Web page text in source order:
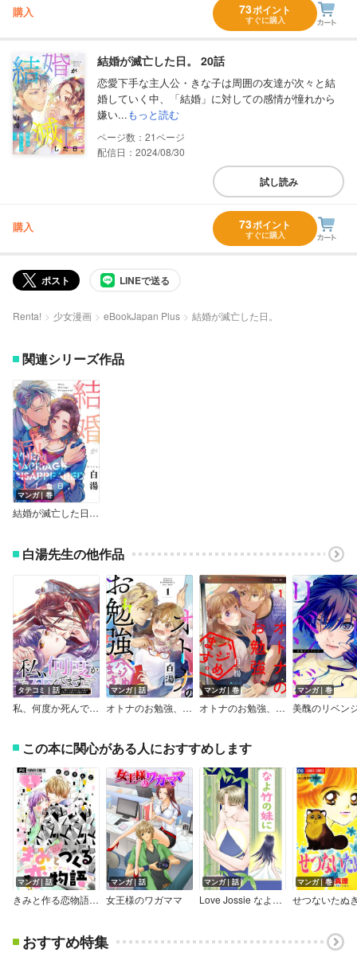
購入 73ポイント
すぐに購入
結婚が滅亡した日。 20話
恋愛下手な主人公・きな子は周囲の友達が次々と結
婚していく中、「結婚」に対しての感情が憧れから
嫌い...もっと読む
21
配信日：2024/08/30
試し読み
購入 73ポイント
すぐに購入
ポスト LINEで送る
Renta! 少女漫画 eBookJapan Plus 結婚が滅亡した日。
関連シリーズ作品
マンガ｜巻
結婚が滅亡した日。（合本版）
白湯先生の他作品
タテコミ｜話
私、何度か死んでます～愛しい陛下の為ならばこの身は迸る矢からも炎からも盾となり～【フルカラー】
マンガ｜話
オトナのお勉強、ハジめます。
マンガ｜巻
オトナのお勉強、ハジめます。（合本版）
マンガ｜巻
この本に関心がある人におすすめします
マンガ｜話
きみと作る恋物語【マイクロ】【デジタル限定特典付き】
マンガ｜話
女王様のワガママ
マンガ｜話
Love Jossie なよ竹の妹に
マンガ｜巻
せつないたぬ
おすすめ特集